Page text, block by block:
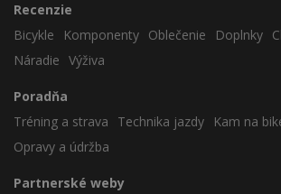
Recenzie
Bicykle
Komponenty Oblečenie Doplnky
Náradie Výživa
Poradňa
Tréning a strava
Technika jazdy
Kam na
Opravy a údržba
Partnerské weby